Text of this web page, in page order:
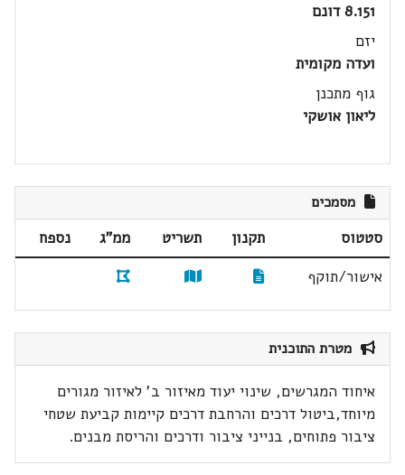
8.151 דונם
יזם
ועדה מקומית
גוף מתכנן
ליאון אושקי
מסמכים
סטטוס תקנון תשריט ממ"ג
נספח
אישור/תוקף
מטרת התוכנית
איחוד המגרשים, שינוי יעוד מאיזור ב' לאיזור מגורים
מיוחד,ביטול דרכים והרחבת דרכים קיימות קביעת שטחי
ציבור פתוחים, בנייני ציבור ודרכים והריסת מבנים.